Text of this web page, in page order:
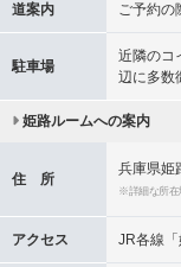
道案内 ご予約の
駐車場
近隣のコ
辺に多数
姫路ルームへの案内
住 所
兵庫県姫
※詳細な所在
アクセス JR各線